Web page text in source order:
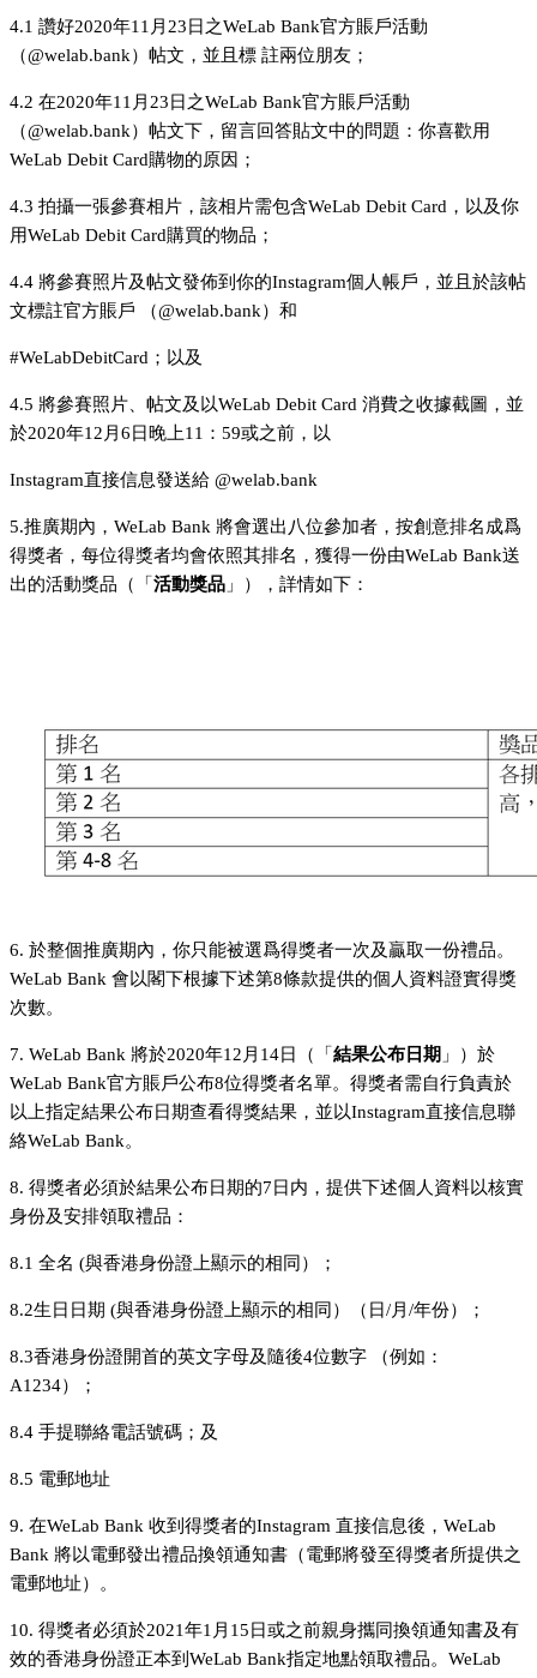
4.1 讚好2020年11月23日之WeLab Bank官方賬戶活動
（@welab.bank）帖文，並且標 註兩位朋友；
4.2 在2020年11月23日之WeLab Bank官方賬戶活動
（@welab.bank）帖文下，留言回答貼文中的問題：你喜歡用
WeLab Debit Card購物的原因；
4.3 拍攝一張參賽相片，該相片需包含WeLab Debit Card，以及你
用WeLab Debit Card購買的物品；
4.4 將參賽照片及帖文發佈到你的Instagram個人帳戶，並且於該帖
文標註官方賬戶 （@welab.bank）和
#WeLabDebitCard；以及
4.5 將參賽照片、帖文及以WeLab Debit Card 消費之收據截圖，並
於2020年12月6日晚上11：59或之前，以
Instagram直接信息發送給 @welab.bank
5.推廣期內，WeLab Bank 將會選出八位參加者，按創意排名成爲
得獎者，每位得獎者均會依照其排名，獲得一份由WeLab Bank送
出的活動獎品（「 活動獎品 」），詳情如下：
6. 於整個推廣期內，你只能被選爲得獎者一次及贏取一份禮品。
WeLab Bank 會以閣下根據下述第8條款提供的個人資料證實得獎
次數。
7. WeLab Bank 將於2020年12月14日（「 結果公布日期 」）於
WeLab Bank官方賬戶公布8位得獎者名單。得獎者需自行負責於
以上指定結果公布日期查看得獎結果，並以Instagram直接信息聯
絡WeLab Bank。
8. 得獎者必須於結果公布日期的7日内，提供下述個人資料以核實
身份及安排領取禮品：
8.1 全名 (與香港身份證上顯示的相同）；
8.2生日日期 (與香港身份證上顯示的相同）（日/月/年份）；
8.3香港身份證開首的英文字母及隨後4位數字 （例如：
A1234）；
8.4 手提聯絡電話號碼；及
8.5 電郵地址
9. 在WeLab Bank 收到得獎者的Instagram 直接信息後，WeLab
Bank 將以電郵發出禮品換領通知書（電郵將發至得獎者所提供之
電郵地址）。
10. 得獎者必須於2021年1月15日或之前親身攜同換領通知書及有
效的香港身份證正本到WeLab Bank指定地點領取禮品。WeLab